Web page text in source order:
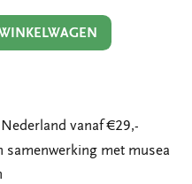
vanaf €29,-
met musea